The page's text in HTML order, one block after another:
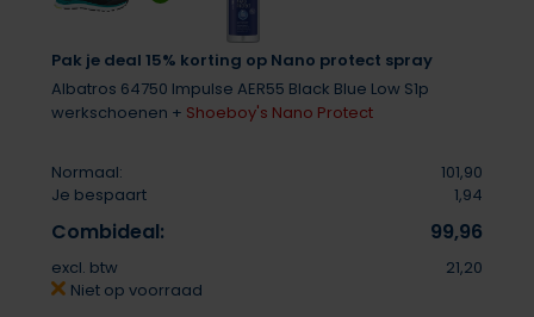
Pak je deal 15% korting op Nano protect spray
Albatros 64750 Impulse AER55 Black Blue Low S1p
werkschoenen + Shoeboy's Nano Protect
Normaal:
101,90
Je bespaart
1,94
Combideal: 99,96
excl. btw
21,20
Niet op voorraad